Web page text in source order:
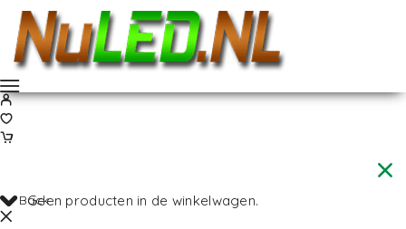
Geen producten in de winkelwagen.
Back